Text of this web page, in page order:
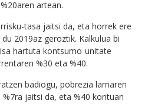
artean.
tasa jaitsi da, eta horrek ere
2019az geroztik. Kalkulua bi
hartuta kontsumo-unitate
%30 eta %40.
badiogu, pobrezia larriaren
jaitsi da, eta %40 kontuan